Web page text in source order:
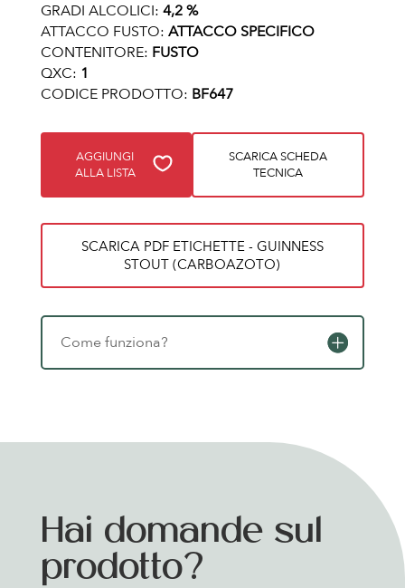
GRADI ALCOLICI: 4,2 %
ATTACCO FUSTO: ATTACCO SPECIFICO
CONTENITORE: FUSTO
QXC: 1
CODICE PRODOTTO: BF647
AGGIUNGI
ALLA LISTA
SCARICA SCHEDA
TECNICA
SCARICA PDF ETICHETTE - GUINNESS
STOUT (CARBOAZOTO)
Come funziona?
Hai domande sul
prodotto?